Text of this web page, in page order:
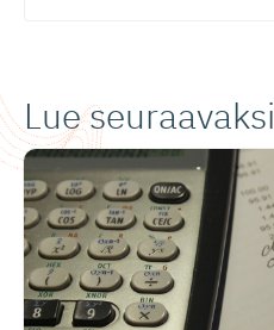
Lue seuraavaksi